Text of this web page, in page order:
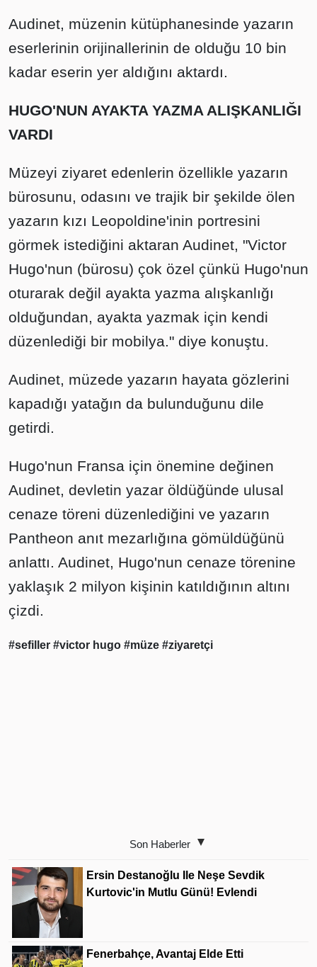
Audinet, müzenin kütüphanesinde yazarın
eserlerinin orijinallerinin de olduğu 10 bin
kadar eserin yer aldığını aktardı.
HUGO'NUN AYAKTA YAZMA ALIŞKANLIĞI
VARDI
Müzeyi ziyaret edenlerin özellikle yazarın
bürosunu, odasını ve trajik bir şekilde ölen
yazarın kızı Leopoldine'inin portresini
görmek istediğini aktaran Audinet, "Victor
Hugo'nun (bürosu) çok özel çünkü Hugo'nun
oturarak değil ayakta yazma alışkanlığı
olduğundan, ayakta yazmak için kendi
düzenlediği bir mobilya." diye konuştu.
Audinet, müzede yazarın hayata gözlerini
kapadığı yatağın da bulunduğunu dile
getirdi.
Hugo'nun Fransa için önemine değinen
Audinet, devletin yazar öldüğünde ulusal
cenaze töreni düzenlediğini ve yazarın
Pantheon anıt mezarlığına gömüldüğünü
anlattı. Audinet, Hugo'nun cenaze törenine
yaklaşık 2 milyon kişinin katıldığının altını
çizdi.
#sefiller #victor hugo #müze #ziyaretçi
Son Haberler
Ersin Destanoğlu Ile Neşe Sevdik
Kurtovic'in Mutlu Günü! Evlendi
Fenerbahçe, Avantaj Elde Etti